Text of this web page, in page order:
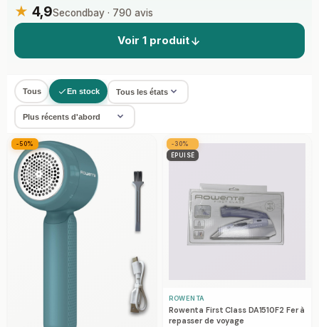
★ 4,9Secondbay · 790 avis
Voir 1 produit
Tous En stock
-50%
-30%
ÉPUISÉ
ROWENTA
Rowenta First Class DA1510F2 Fer à
repasser de voyage